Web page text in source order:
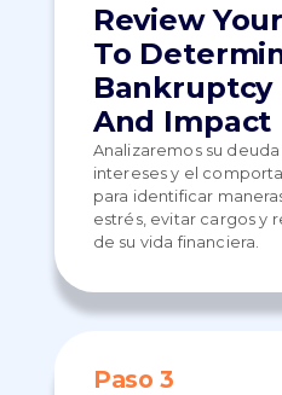
Review
To
And Impact
Analizaremos su
intereses y el
para identificar
estrés, evitar cargos y
de su vida financiera.
Paso 3